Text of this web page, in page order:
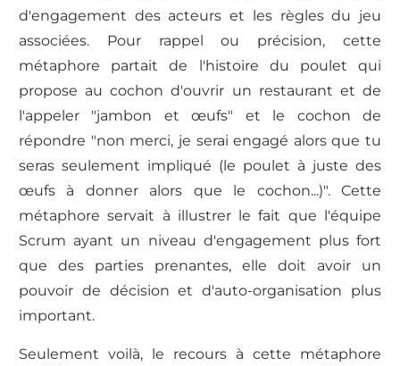
d'engagement des acteurs et les règles du jeu
associées. Pour rappel ou précision, cette
métaphore partait de l'histoire du poulet qui
propose au cochon d'ouvrir un restaurant et de
l'appeler "jambon et œufs" et le cochon de
répondre "non merci, je serai engagé alors que tu
seras seulement impliqué (le poulet à juste des
œufs à donner alors que le cochon...)". Cette
métaphore servait à illustrer le fait que l'équipe
Scrum ayant un niveau d'engagement plus fort
que des parties prenantes, elle doit avoir un
pouvoir de décision et d'auto-organisation plus
important.
Seulement voilà, le recours à cette métaphore